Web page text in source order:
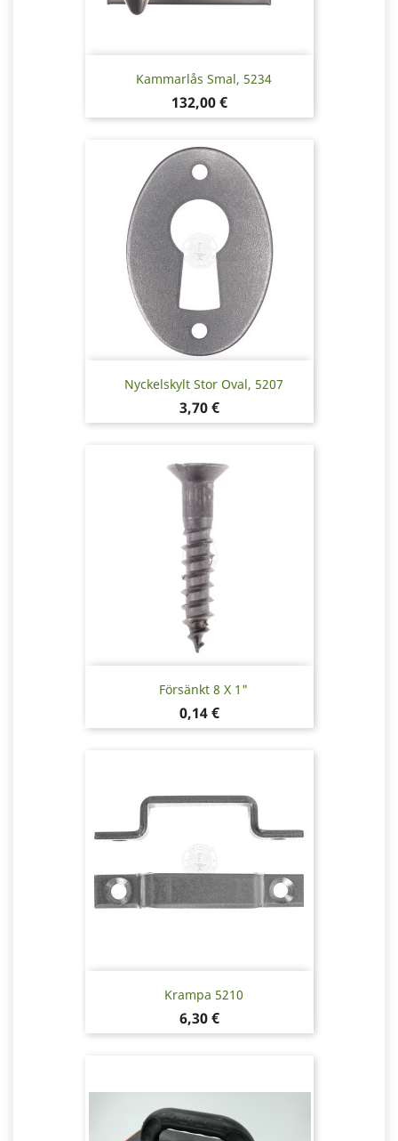
Kammarlås Smal, 5234
Pris
132,00 €
Nyckelskylt Stor Oval, 5207
Pris
3,70 €
Försänkt 8 X 1"
Pris
0,14 €
Krampa 5210
Pris
6,30 €